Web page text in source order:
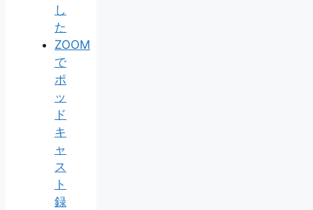
し
た
ZOOM
で
ポ
ッ
ド
キ
ャ
ス
ト
録